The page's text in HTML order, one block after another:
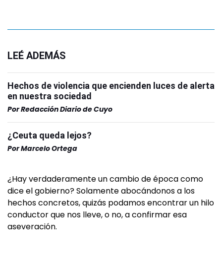
LEÉ ADEMÁS
Hechos de violencia que encienden luces de alerta
en nuestra sociedad
PorRedacción Diario de Cuyo
¿Ceuta queda lejos?
PorMarcelo Ortega
¿Hay verdaderamente un cambio de época como
dice el gobierno? Solamente abocándonos a los
hechos concretos, quizás podamos encontrar un hilo
conductor que nos lleve, o no, a confirmar esa
aseveración.